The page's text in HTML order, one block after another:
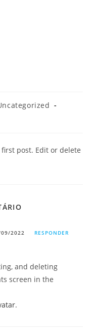
post. Edit or delete
2022 RESPONDER
and deleting
screen in the
.